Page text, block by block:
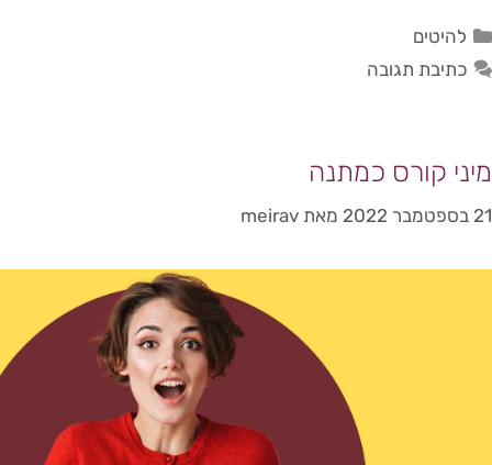
להיטים
כתיבת תגובה
מיני קורס כמתנה
21 בספטמבר 2022 מאת meirav